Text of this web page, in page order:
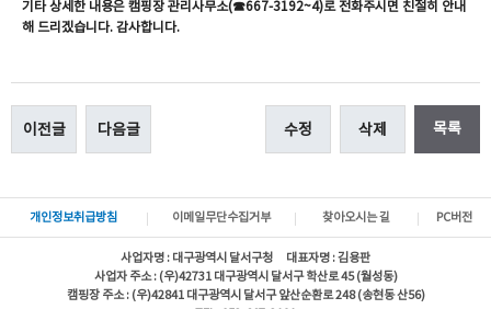
기타 상세한 내용은 캠핑장 관리사무소(☎667-3192~4)로 전화주시면 친절히 안내
해 드리겠습니다. 감사합니다.
이전글 다음글 수정 삭제 목록
개인정보취급방침 이메일무단수집거부 찾아오시는 길 PC버전
사업자명 : 대구광역시 달서구청 대표자명 : 김용판
사업자 주소 : (우)42731 대구광역시 달서구 학산로 45 (월성동)
캠핑장 주소 : (우)42841 대구광역시 달서구 앞산순환로 248 (송현동 산56)